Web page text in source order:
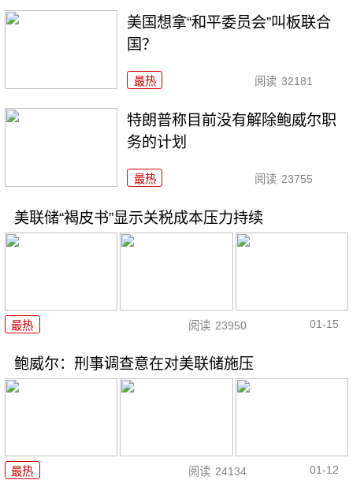
美国想拿“和平委员会”叫板联合
国？
最热 阅读 32181
特朗普称目前没有解除鲍威尔职
务的计划
最热 阅读 23755
美联储“褐皮书”显示关税成本压力持续
最热 阅读 23950 01-15
鲍威尔：刑事调查意在对美联储施压
最热 阅读 24134 01-12